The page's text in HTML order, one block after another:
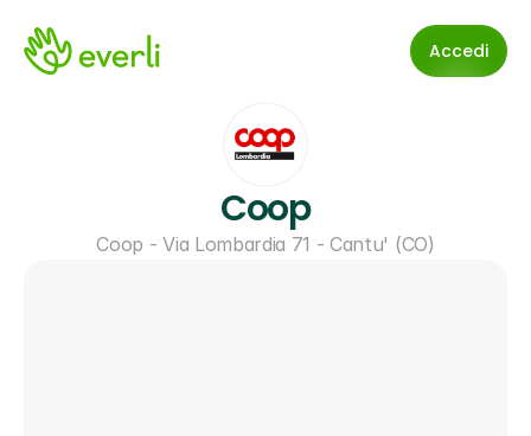
Accedi
Coop
Coop - Via Lombardia 71 - Cantu' (CO)